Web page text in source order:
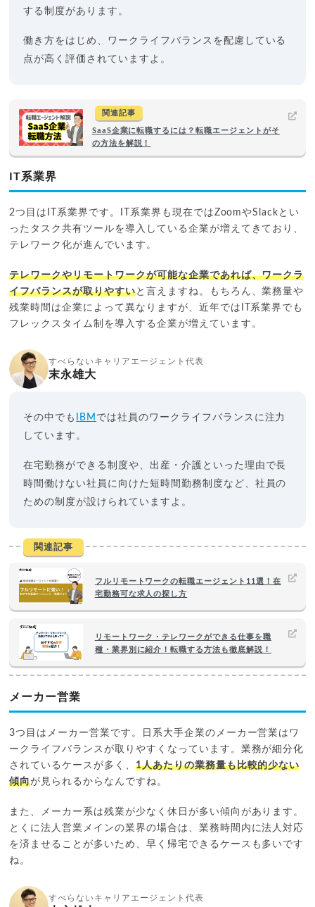
する制度があります。
働き方をはじめ、ワークライフバランスを配慮している
点が高く評価されていますよ。
関連記事
SaaS企業に転職するには？転職エージェントがそ
の方法を解説！
IT系業界
2つ目はIT系業界です。IT系業界も現在ではZoomやSlackとい
ったタスク共有ツールを導入している企業が増えてきており、
テレワーク化が進んでいます。
テレワークやリモートワークが可能な企業であれば、ワークラ
イフバランスが取りやすいと言えますね。もちろん、業務量や
残業時間は企業によって異なりますが、近年ではIT系業界でも
フレックスタイム制を導入する企業が増えています。
すべらないキャリアエージェント代表
末永雄大
その中でも IBM では社員のワークライフバランスに注力
しています。
在宅勤務ができる制度や、出産・介護といった理由で長
時間働けない社員に向けた短時間勤務制度など、社員の
ための制度が設けられていますよ。
関連記事
フルリモートワークの転職エージェント11選！在
宅勤務可な求人の探し方
リモートワーク・テレワークができる仕事を職
種・業界別に紹介！転職する方法も徹底解説！
メーカー営業
3つ目はメーカー営業です。日系大手企業のメーカー営業はワ
ークライフバランスが取りやすくなっています。業務が細分化
されているケースが多く、 1人あたりの業務量も比較的少ない
傾向が見られるからなんですね。
また、メーカー系は残業が少なく休日が多い傾向があります。
とくに法人営業メインの業界の場合は、業務時間内に法人対応
を済ませることが多いため、早く帰宅できるケースも多いです
ね。
すべらないキャリアエージェント代表